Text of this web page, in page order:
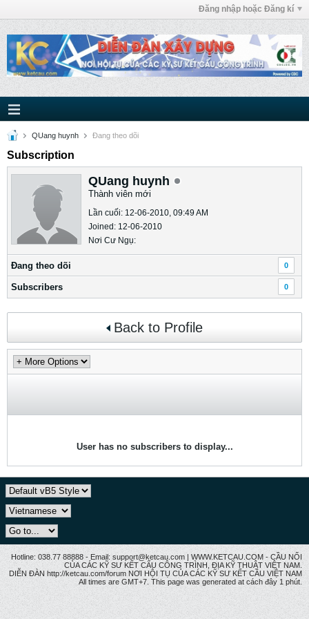
Đăng nhập hoặc Đăng kí
QUang huynh Ðang theo dõi
Subscription
QUang huynh
Thành viên mới
Lần cuối: 12-06-2010, 09:49 AM
Joined: 12-06-2010
Nơi Cư Ngụ:
Ðang theo dõi 0
Subscribers 0
Back to Profile
User has no subscribers to display...
Hotline: 038.77 88888 - Email: support@ketcau.com | WWW.KETCAU.COM - CẦU NỐI
CỦA CÁC KỸ SƯ KẾT CẤU CÔNG TRÌNH, ĐỊA KỸ THUẬT VIỆT NAM.
DIỄN ĐÀN http://ketcau.com/forum NƠI HỘI TỤ CỦA CÁC KỸ SƯ KẾT CÂU VIỆT NAM
All times are GMT+7. This page was generated at cách đây 1 phút.